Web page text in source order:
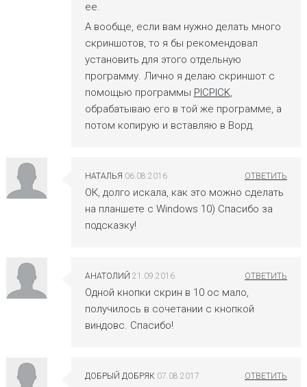
ее.
А вообще, если вам нужно делать много
скриншотов, то я бы рекомендовал
установить для этого отдельную
программу. Лично я делаю скриншот с
помощью программы PICPICK,
обрабатываю его в той же программе, а
потом копирую и вставляю в Ворд.
НАТАЛЬЯ 06.08.2016
ОК, долго искала, как это можно сделать
на планшете с Windows 10) Спасибо за
подсказку!
АНАТОЛИЙ 21.09.2016
Одной кнопки скрин в 10 ос мало,
получилось в сочетании с кнопкой
виндовс. Спасибо!
ДОБРЫЙ ДОБРЯК 07.08.2017